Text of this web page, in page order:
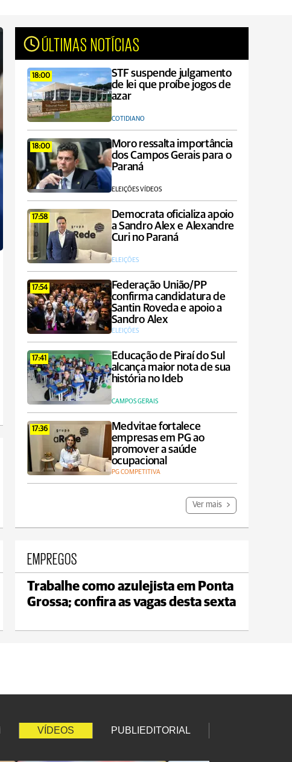
ÚLTIMAS NOTÍCIAS
18:00
STF suspende julgamento
de lei que proíbe jogos de
azar
COTIDIANO
18:00
Moro ressalta importância
dos Campos Gerais para o
Paraná
ELEIÇÕES VÍDEOS
17:58
Democrata oficializa apoio
a Sandro Alex e Alexandre
Curi no Paraná
ELEIÇÕES
17:54
Federação União/PP
confirma candidatura de
Santin Roveda e apoio a
Sandro Alex
ELEIÇÕES
17:41
Educação de Piraí do Sul
alcança maior nota de sua
história no Ideb
CAMPOS GERAIS
17:36
Medvitae fortalece
empresas em PG ao
promover a saúde
ocupacional
PG COMPETITIVA
Ver mais
Carambeí
max 21°C min 18°C
EMPREGOS
Trabalhe como azulejista em Ponta
Grossa; confira as vagas desta sexta
VÍDEOS PUBLIEDITORIAL